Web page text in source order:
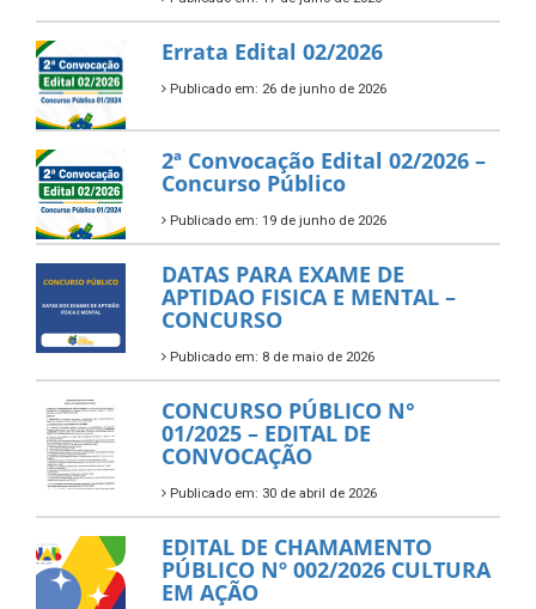
Errata Edital 02/2026
Publicado em: 26 de junho de 2026
2ª Convocação Edital 02/2026 –
Concurso Público
Publicado em: 19 de junho de 2026
DATAS PARA EXAME DE
APTIDAO FISICA E MENTAL –
CONCURSO
Publicado em: 8 de maio de 2026
CONCURSO PÚBLICO N°
01/2025 – EDITAL DE
CONVOCAÇÃO
Publicado em: 30 de abril de 2026
EDITAL DE CHAMAMENTO
PÚBLICO Nº 002/2026 CULTURA
EM AÇÃO